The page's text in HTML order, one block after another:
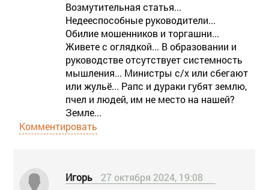
Возмутительная статья...
Недееспособные руководители...
Обилие мошенников и торгашни...
Живете с оглядкой... В образовании и
руководстве отсутствует системность
мышления... Министры с/х или сбегают
или жульё... Рапс и дураки губят землю,
пчел и людей, им не место на нашей?
Земле...
Комментировать
Игорь
27 октября 2024, 19:08